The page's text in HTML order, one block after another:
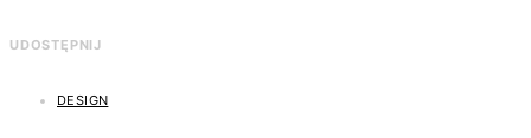
UDOSTĘPNIJ
DESIGN